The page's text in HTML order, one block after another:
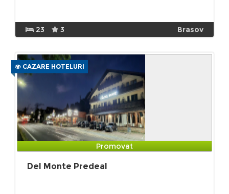
23 3 Brasov
CAZARE HOTELURI
Promovat
Del Monte Predeal